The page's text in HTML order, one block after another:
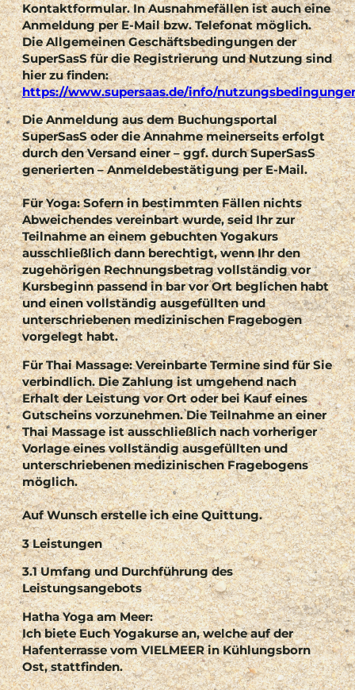
Kontaktformular. In Ausnahmefällen ist auch eine
Anmeldung per E-Mail bzw. Telefonat möglich.
Die Allgemeinen Geschäftsbedingungen der
SuperSasS für die Registrierung und Nutzung sind
hier zu finden:
https://www.supersaas.de/info/
Die Anmeldung aus dem Buchungsportal
SuperSasS oder die Annahme meinerseits erfolgt
durch den Versand einer – ggf. durch SuperSasS
generierten – Anmeldebestätigung per E-Mail.
Für Yoga:Sofern in bestimmten Fällen nichts
Abweichendes vereinbart wurde, seid Ihr zur
Teilnahme an einem gebuchten Yogakurs
ausschließlich dann berechtigt, wenn Ihr den
zugehörigen Rechnungsbetrag vollständig vor
Kursbeginn passend in bar vor Ort beglichen habt
und einen vollständig ausgefüllten und
unterschriebenen medizinischen Fragebogen
vorgelegt habt.
Für Thai Massage:Vereinbarte Termine sind für Sie
verbindlich. Die Zahlung ist umgehend nach
Erhalt der Leistung vor Ort oder bei Kauf eines
Gutscheins vorzunehmen. Die Teilnahme an einer
Thai Massage ist ausschließlich nach vorheriger
Vorlage eines vollständig ausgefüllten und
unterschriebenen medizinischen Fragebogens
möglich.
Auf Wunsch erstelle ich eine Quittung.
3 Leistungen
3.1 Umfang und Durchführung des
Leistungsangebots
Hatha Yoga am Meer:
Ich biete Euch Yogakurse an, welche auf der
Hafenterrasse vom VIELMEER in Kühlungsborn
Ost, stattfinden.